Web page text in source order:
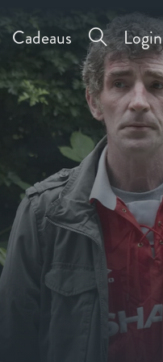
Cadeaus Login